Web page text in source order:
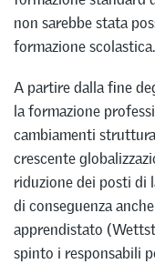
non sarebbe stata
formazione scolastica.
A partire dalla fine
la formazione
cambiamenti
crescente
riduzione dei posti di
di conseguenza
apprendistato
spinto i responsabili